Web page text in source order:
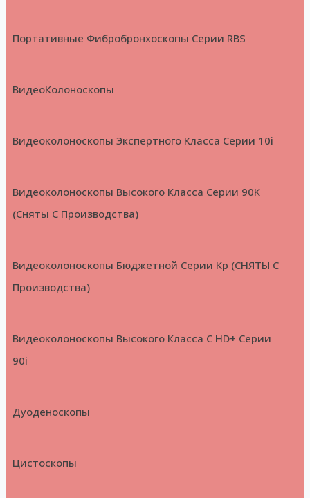
Портативные Фибробронхоскопы Серии RBS
ВидеоКолоноскопы
Видеоколоноскопы Экспертного Класса Серии 10i
Видеоколоноскопы Высокого Класса Серии 90K
(Сняты С Производства)
Видеоколоноскопы Бюджетной Серии Kp (СНЯТЫ С
Производства)
Видеоколоноскопы Высокого Класса С HD+ Серии
90i
Дуоденоскопы
Цистоскопы